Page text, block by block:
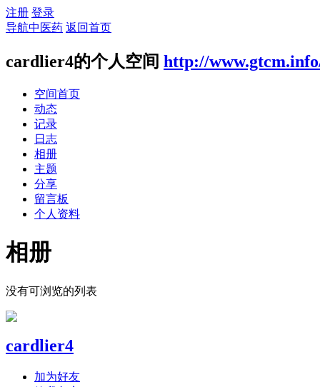
注册 登录
导航中医药 返回首页
cardlier4的个人空间 http://
空间首页
动态
记录
日志
相册
主题
分享
留言板
个人资料
相册
没有可浏览的列表
cardlier4
加为好友